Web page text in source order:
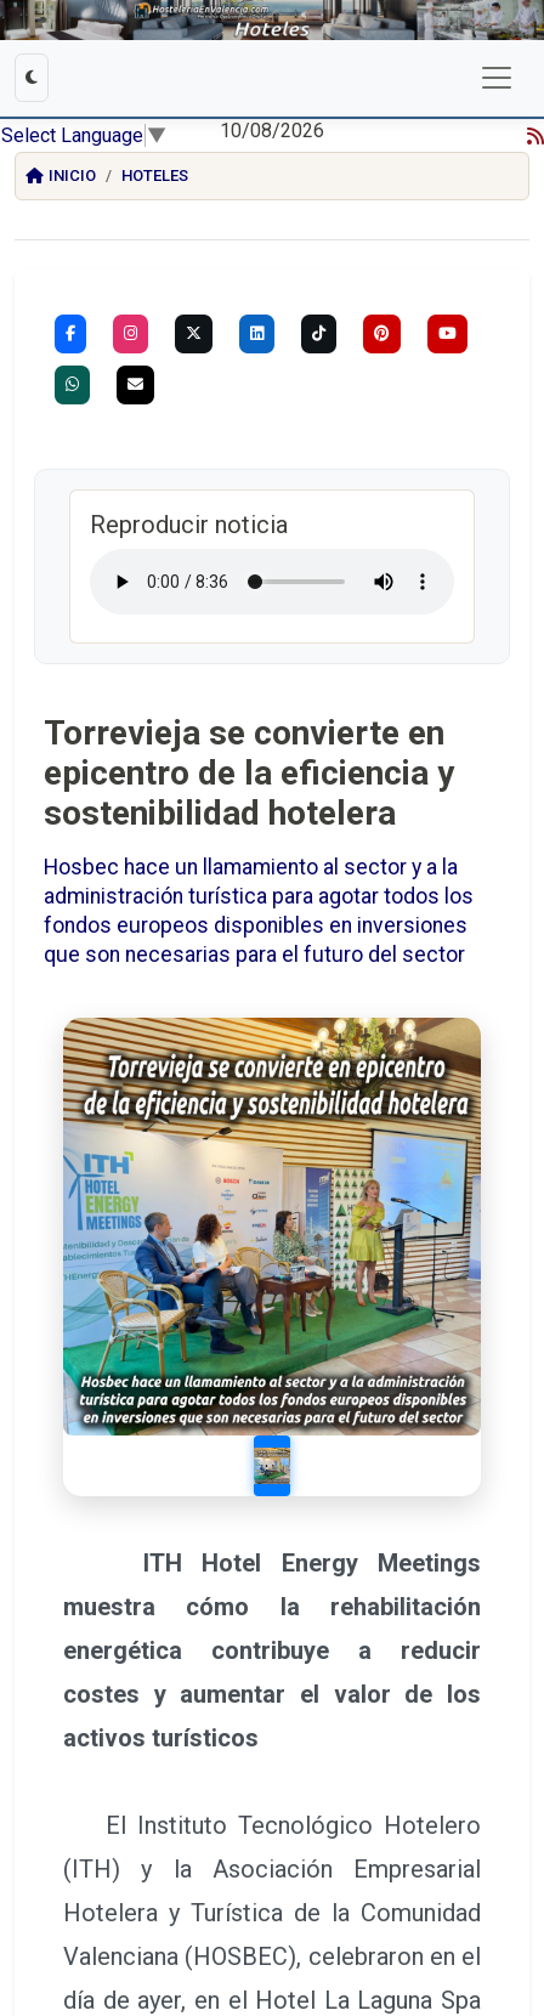
Select Language ▼ 10/08/2026
INICIO HOTELES
Reproducir noticia
Torrevieja se convierte en
epicentro de la eficiencia y
sostenibilidad hotelera
Hosbec hace un llamamiento al sector y a la
administración turística para agotar todos los
fondos europeos disponibles en inversiones
que son necesarias para el futuro del sector
ITH Hotel Energy Meetings
muestra cómo la rehabilitación
energética contribuye a reducir
costes y aumentar el valor de los
activos turísticos
El Instituto Tecnológico Hotelero
(ITH) y la Asociación Empresarial
Hotelera y Turística de la Comunidad
Valenciana (HOSBEC), celebraron en el
día de ayer, en el Hotel La Laguna Spa